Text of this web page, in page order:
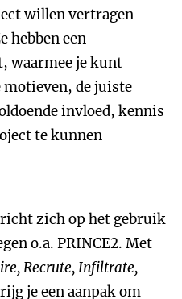
willen vertragen
hebben een
waarmee je kunt
motieven, de juiste
invloed, kennis
te kunnen
zich op het gebruik
o.a. PRINCE2. Met
Recrute, Infiltrate,
je een aanpak om